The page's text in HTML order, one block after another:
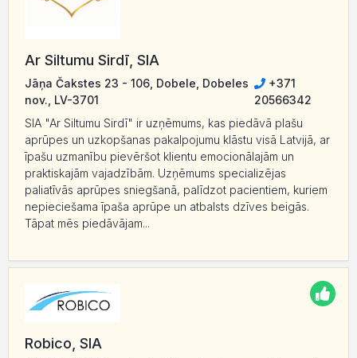
Ar Siltumu Sirdī, SIA
Jāņa Čakstes 23 - 106, Dobele, Dobeles
nov., LV-3701
+371
20566342
SIA "Ar Siltumu Sirdī" ir uzņēmums, kas piedāvā plašu
aprūpes un uzkopšanas pakalpojumu klāstu visā Latvijā, ar
īpašu uzmanību pievēršot klientu emocionālajām un
praktiskajām vajadzībām. Uzņēmums specializējas
paliatīvās aprūpes sniegšanā, palīdzot pacientiem, kuriem
nepieciešama īpaša aprūpe un atbalsts dzīves beigās.
Tāpat mēs piedāvājam...
Robico, SIA